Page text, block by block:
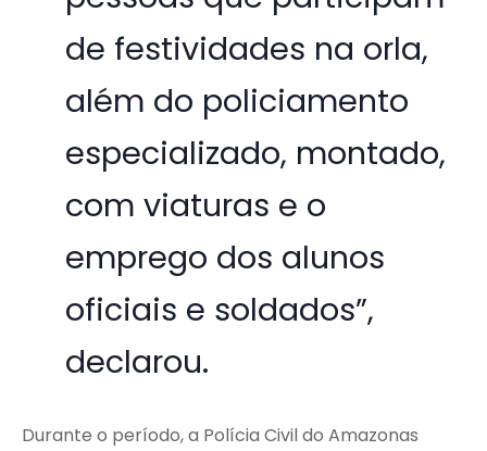
de festividades na orla,
além do policiamento
especializado, montado,
com viaturas e o
emprego dos alunos
oficiais e soldados”,
declarou.
Durante o período, a Polícia Civil do Amazonas